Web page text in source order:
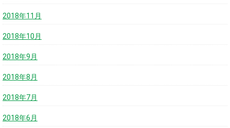
2018年11月
2018年10月
2018年9月
2018年8月
2018年7月
2018年6月